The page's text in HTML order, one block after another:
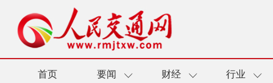
首页 要闻 财经 行业